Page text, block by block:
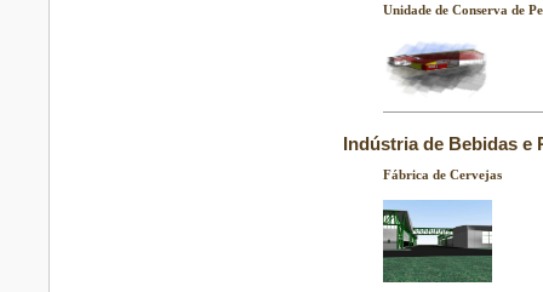
Unidade de Conserva de
Indústria de Bebidas e
Fábrica de Cervejas